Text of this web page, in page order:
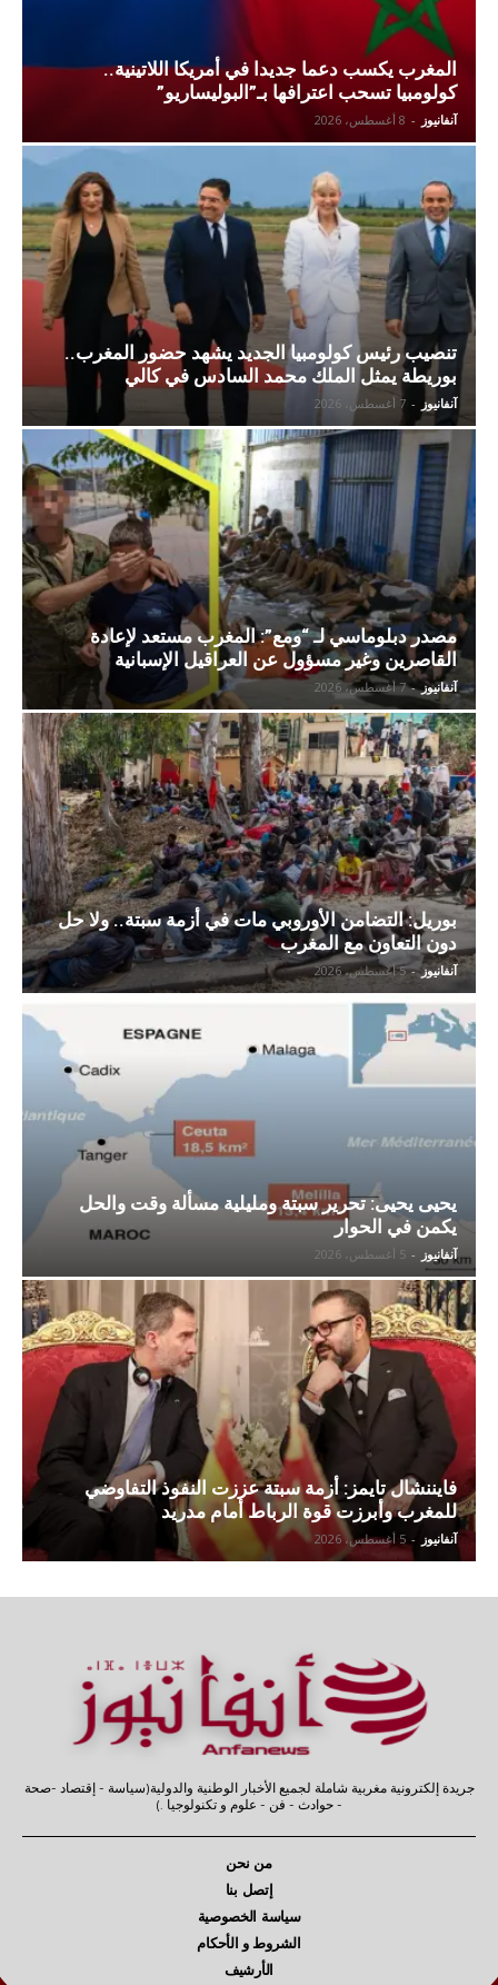
المغرب يكسب دعما جديدا في أمريكا اللاتينية..
كولومبيا تسحب اعترافها بـ”البوليساريو”
آنفانيوز - 8 أغسطس، 2026
تنصيب رئيس كولومبيا الجديد يشهد حضور المغرب..
بوريطة يمثل الملك محمد السادس في كالي
آنفانيوز - 7 أغسطس، 2026
مصدر دبلوماسي لـ “ومع”: المغرب مستعد لإعادة
القاصرين وغير مسؤول عن العراقيل الإسبانية
آنفانيوز - 7 أغسطس، 2026
بوريل: التضامن الأوروبي مات في أزمة سبتة.. ولا حل
دون التعاون مع المغرب
آنفانيوز - 5 أغسطس، 2026
يحيى يحيى: تحرير سبتة ومليلية مسألة وقت والحل
يكمن في الحوار
آنفانيوز - 5 أغسطس، 2026
فايننشال تايمز: أزمة سبتة عززت النفوذ التفاوضي
للمغرب وأبرزت قوة الرباط أمام مدريد
آنفانيوز - 5 أغسطس، 2026
جريدة إلكترونية مغربية شاملة لجميع الأخبار الوطنية والدولية(سياسة - إقتصاد -صحة
- حوادث - فن - علوم و تكنولوجيا .)
من نحن
إتصل بنا
سياسة الخصوصية
الشروط و الأحكام
الأرشيف